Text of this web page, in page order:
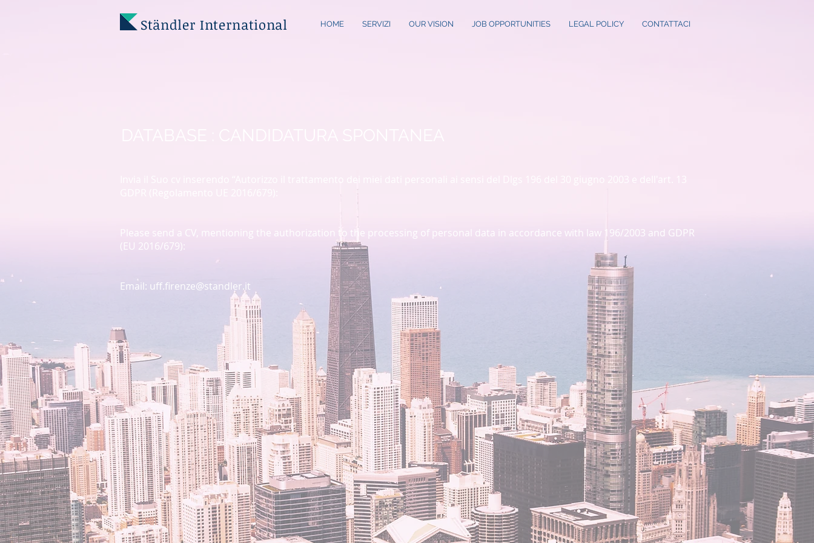
Ständler International HOME SERVIZI OUR VISION JOB OPPORTUNITIES LEGAL POLICY CONTATTACI
Invia il Suo cv inserendo “Autorizzo il trattamento dei miei dati personali ai sensi del Dlgs 196 del 30 giugno 2003 e dell'art. 13
Please send a CV, mentioning the authorization to the processing of personal data in accordance with law 196/2003 and GDPR
(EU 2016/679):
Email: uff.firenze@standler.it